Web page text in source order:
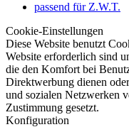
passend für Z.W.T.
Cookie-Einstellungen
Diese Website benutzt
Website erforderlich sind
die den Komfort bei
Direktwerbung dienen
und sozialen Netzwerken
Zustimmung gesetzt.
Konfiguration